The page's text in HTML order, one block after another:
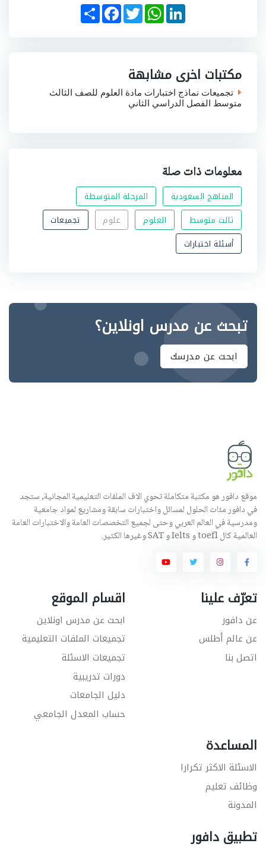
S
h
a
F
a
c
T
w
i
W
h
a
p
p
L
i
n
n
مكتبات اخرى مشابهة
تجميعات نماذج اختبارات مادة العلوم للصف الثالث
متوسط الفصل الدراسي الثاني
معلومات ذات صلة
المناهج السعودية
المرحلة المتوسطة
ثالث متوسط
العلوم علوم
تجميعات
أسئلة اختبارات
تبحث عن مدرس اونلاين؟
ابحث عن مدرسك
موقع دافور هو مكتبة متكاملة تحوي الاف الملفات التعليمية المجانية, ستجد
في دافور مئات الحلول لمسائل واختبارات سابقة ومشاريع لمواد جامعية
ومدرسية في العالم العربي وحتى لجميع التخصصات العامة والاختبارات العامة
العالمية كال toefl و Ielts و SAT وغيرها الكثير.
تعرّف علينا
عن دافور
عن عالم أطلس
اتصل بنا
اقسام الموقع
ابحث عن مدرس اونلاين
تجميعات الملفات التعليمية
تجميعات الاسئلة
دورات تدريبية
دليل الجامعات
حساب المعدل الجامعي
المساعدة
الاسئلة الاكثر تكرارا
وظائف تعليم
المدونة
تطبيق دافور